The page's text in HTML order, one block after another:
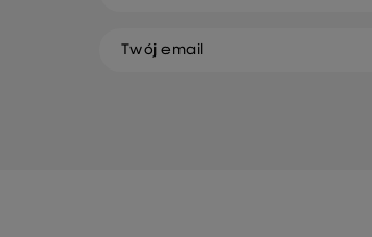
Twój email